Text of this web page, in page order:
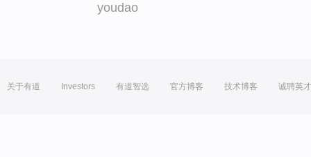
youdao
关于有道 Investors 有道智选 官方博客 技术博客 诚聘英才